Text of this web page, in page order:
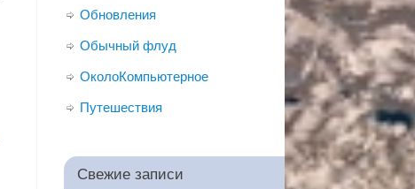
Обновления
Обычный флуд
ОколоКомпьютерное
Путешествия
Свежие записи